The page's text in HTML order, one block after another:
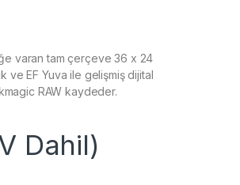
varan tam çerçeve 36 x 24
ve EF Yuva ile gelişmiş dijital
RAW kaydeder.
Dahil)